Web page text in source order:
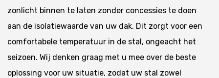
zonlicht binnen te laten zonder concessies te doen
aan de isolatiewaarde van uw dak. Dit zorgt voor een
comfortabele temperatuur in de stal, ongeacht het
seizoen. Wij denken graag met u mee over de beste
oplossing voor uw situatie, zodat uw stal zowel